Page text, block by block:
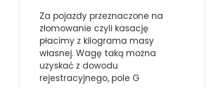
Za pojazdy przeznaczone na
złomowanie czyli kasację
płacimy z kilograma masy
własnej. Wagę taką można
uzyskać z dowodu
rejestracyjnego, pole G